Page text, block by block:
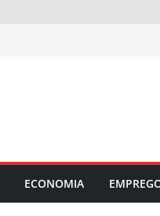
ECONOMIA